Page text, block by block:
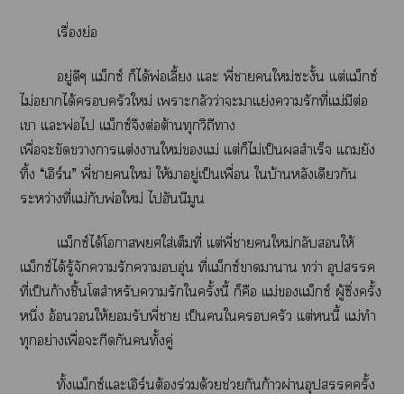
เรื่องย่อ
อยู่ดีๆ แม็กซ์ ก็ได้พ่อเลี้ยง แะ พี่าใหม่ะงั้น แต่แม็กซ์
ไม่าได้ครัวใหม่ เาะกลัวว่าะาแย่งารักที่แม่มีต่อ
เา แะพ่อไ แม็กซ์จึงต่อต้านทุกวิถีา
เพื่อะขัดาาแต่งาใหม่แม่ แต่ก็ไม่เป็นสำเร็จ แยัง
ทิ้ง “เอิร์น” พี่าใหม่ ให้าอยู่เป็นเพื่อน ใบ้านหลังเดียวกัน
ระหว่างที่แม่กับพ่อใหม่ ไฮันนีมูน
แม็กซ์ได้โาใส่เต็มที่ แต่พี่าใหม่กลับให้
แม็กซ์ได้รู้จัการักาอุ่น ที่แม็กซ์าาาน ทว่า อุปสรรค
ที่เป็นก้างชิ้นโสำหรับารักใครั้งนี้ ก็คือ แม่แม็กซ์ ผู้ซึ่งครั้ง
หนึ่ง อ้อนให้รับพี่า เป็นใครัว แต่นี้ แม่ทำ
ทุกอย่างเพื่อะกีดกันทั้งคู่
ทั้งแม็กซ์แะเอิร์นต้องร่วมด้วยช่วยกันก้าวผ่านอุปสรรคครั้ง